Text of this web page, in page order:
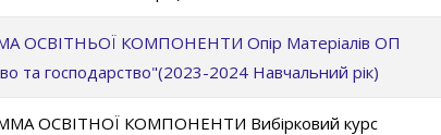
ОСВІТНЬОЇ КОМПОНЕНТИ Опір Матеріалів ОП
та господарство"(2023-2024 Навчальний рік)
ОСВІТНОЇ КОМПОНЕНТИ Вибірковий курс